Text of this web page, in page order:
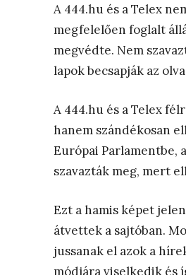
A 444.hu és a Telex
megfelelően foglalt
megvédte. Nem
lapok becsapják az
A 444.hu és a Telex
hanem szándékosan
Európai Parlamentbe,
szavazták meg, mert
Ezt a hamis képet
átvettek a sajtóban.
jussanak el azok a
módjára viselkedik és